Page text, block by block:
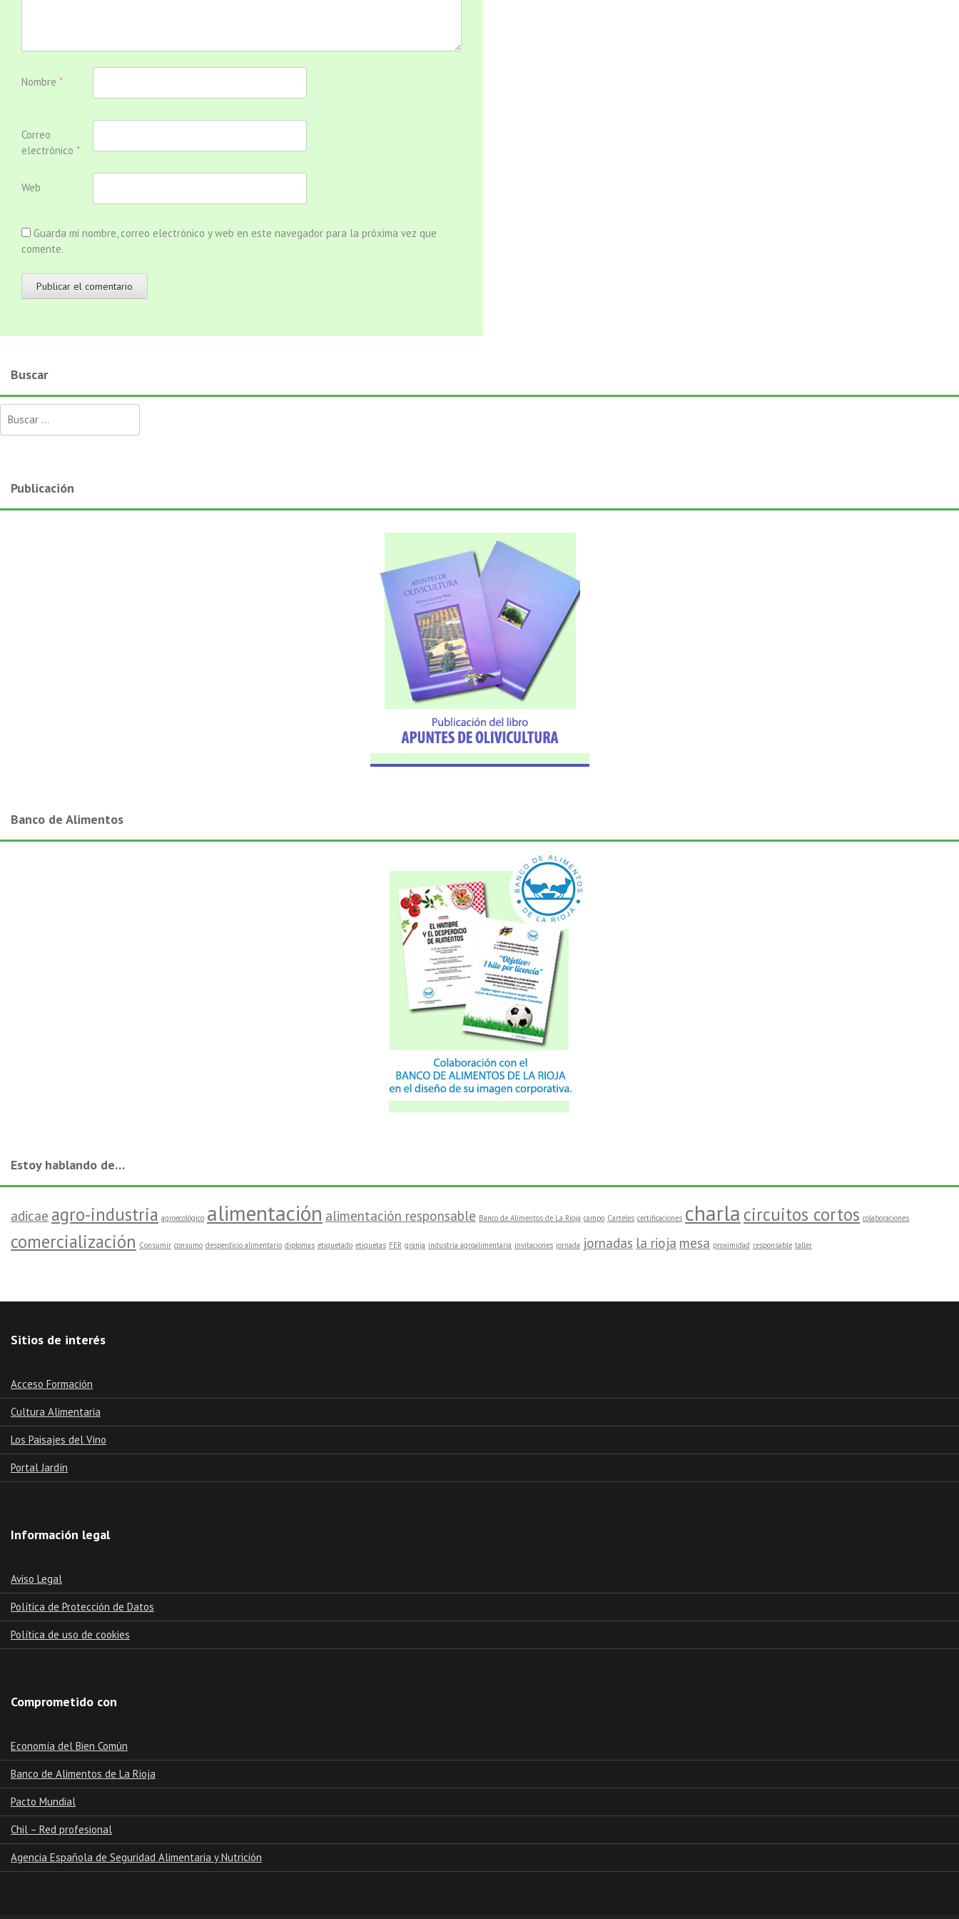
Nombre *
Correo
electrónico *
Web
Guarda mi nombre, correo electrónico y web en este navegador para la próxima vez que
comente.
Buscar
Publicación
Banco de Alimentos
Estoy hablando de…
adicae agro-industria agroecológico alimentación alimentación responsable Banco de Alimentos de La Rioja campo Carteles certificaciones charla circuitos cortos colaboraciones
comercialización Consumir consumo desperdicio alimentario diplomas etiquetado etiquetas FER granja industria agroalimentaria invitaciones jornada jornadas la rioja mesa proximidad responsable taller
Sitios de interés
Acceso Formación
Cultura Alimentaria
Los Paisajes del Vino
Portal Jardín
Información legal
Aviso Legal
Política de Protección de Datos
Política de uso de cookies
Comprometido con
Economía del Bien Común
Banco de Alimentos de La Rioja
Pacto Mundial
Chil – Red profesional
Agencia Española de Seguridad Alimentaria y Nutrición